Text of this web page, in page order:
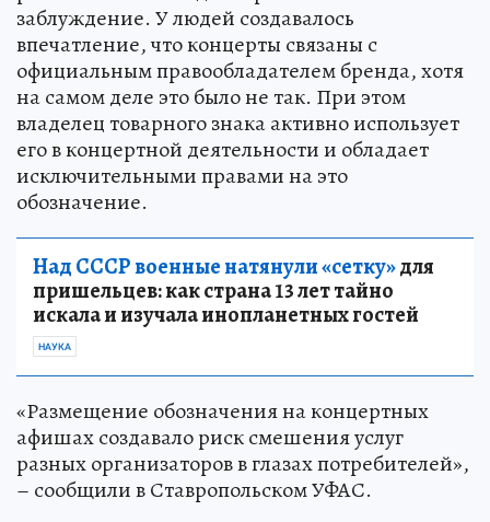
заблуждение. У людей создавалось
впечатление, что концерты связаны с
официальным правообладателем бренда, хотя
на самом деле это было не так. При этом
владелец товарного знака активно использует
его в концертной деятельности и обладает
исключительными правами на это
обозначение.
Над СССР военные натянули «сетку»для
пришельцев: как страна 13 лет тайно
искала и изучала инопланетных гостей
НАУКА
«Размещение обозначения на концертных
афишах создавало риск смешения услуг
разных организаторов в глазах потребителей»,
– сообщили в Ставропольском УФАС.